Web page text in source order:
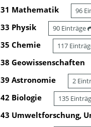
31 Mathematik 96
33 Physik 90 Einträge
35 Chemie 117
38 Geowissenschaften
39 Astronomie 2
42 Biologie 135
43 Umweltforschung,